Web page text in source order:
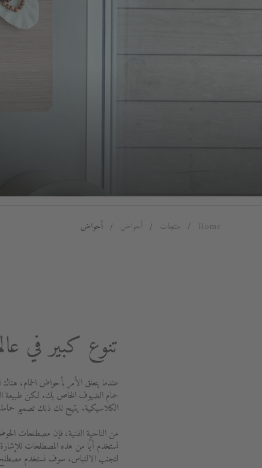
Home منتجات أحواض أحواض
تنوع كبير في
عندما يتعلق الأمر بأحواض الحمام،
حمام الضيوف الخاص بك. لكن طبيعة
الكلاسيكية. يتيح لك ذلك تصميم
من الناحية الفنية، فإن مصطلحات
نستخدم أيًا من هذه المصطلحات
لتجنب الالتباس، سوف نستخدم